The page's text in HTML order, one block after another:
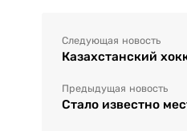
Следующая новость
Казахстанский
Предыдущая новость
Стало известно